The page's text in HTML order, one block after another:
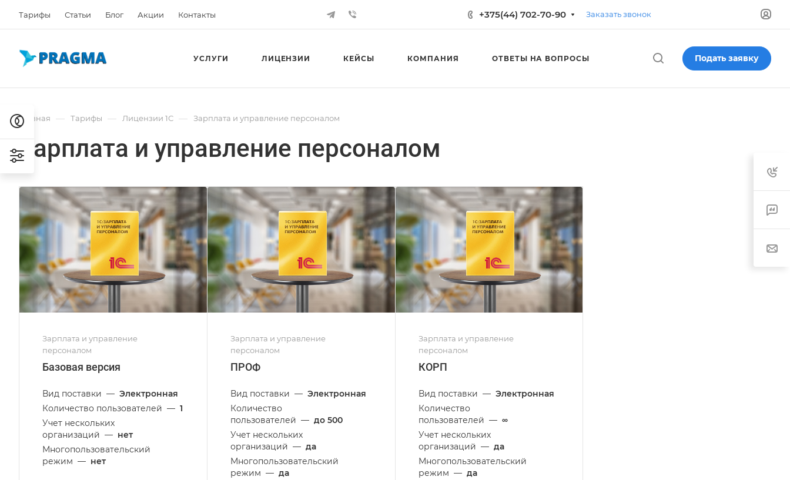
Тарифы Статьи Блог Акции Контакты +375(44) 702-70-90 Заказать звонок
УСЛУГИ ЛИЦЕНЗИИ КЕЙСЫ КОМПАНИЯ ОТВЕТЫ НА ВОПРОСЫ Подать заявку
Главная — Тарифы — Лицензии 1С — Зарплата и управление персоналом
Зарплата и управление персоналом
Зарплата и управление
персоналом
Базовая версия
Вид поставки — Электронная
Количество пользователей — 1
Учет нескольких
организаций — нет
Многопользовательский
режим — нет
Зарплата и управление
персоналом
ПРОФ
Вид поставки — Электронная
Количество
пользователей — до 500
Учет нескольких
организаций — да
Многопользовательский
режим — да
Зарплата и управление
персоналом
КОРП
Вид поставки — Электронная
Количество
пользователей — ∞
Учет нескольких
организаций — да
Многопользовательский
режим — да